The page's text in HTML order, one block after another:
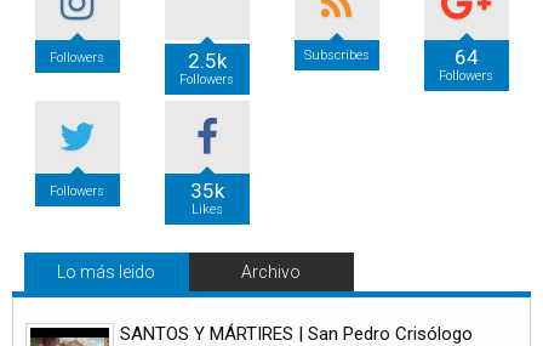
Followers 2.5k
Followers
Subscribes 64
Followers
Followers 35k
Likes
Lo más leido Archivo
SANTOS Y MÁRTIRES | San Pedro Crisólogo